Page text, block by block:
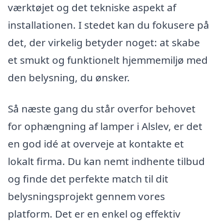
værktøjet og det tekniske aspekt af
installationen. I stedet kan du fokusere på
det, der virkelig betyder noget: at skabe
et smukt og funktionelt hjemmemiljø med
den belysning, du ønsker.
Så næste gang du står overfor behovet
for ophængning af lamper i Alslev, er det
en god idé at overveje at kontakte et
lokalt firma. Du kan nemt indhente tilbud
og finde det perfekte match til dit
belysningsprojekt gennem vores
platform. Det er en enkel og effektiv